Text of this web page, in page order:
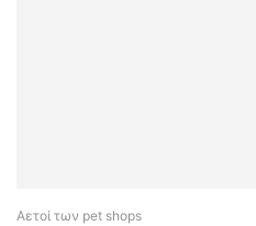
Αετοί των pet shops